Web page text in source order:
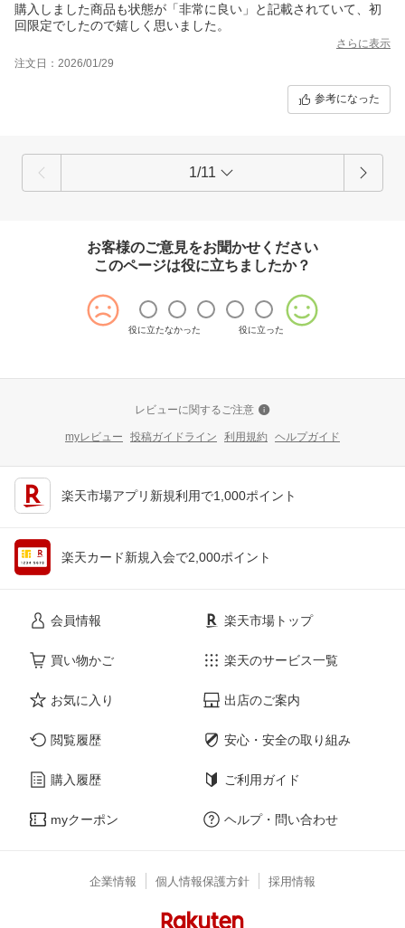
購入しました商品も状態が「非常に良い」と記載されていて、初
回限定でしたので嬉しく思いました。
さらに表示
注文日：2026/01/29
参考になった
1/11
お客様のご意見をお聞かせください
このページは役に立ちましたか？
役に立たなかった 役に立った
レビューに関するご注意
myレビュー 投稿ガイドライン 利用規約 ヘルプガイド
楽天市場アプリ新規利用で1,000ポイント
楽天カード新規入会で2,000ポイント
会員情報
買い物かご
お気に入り
閲覧履歴
購入履歴
myクーポン
楽天市場トップ
楽天のサービス一覧
出店のご案内
安心・安全の取り組み
ご利用ガイド
ヘルプ・問い合わせ
企業情報 個人情報保護方針 採用情報